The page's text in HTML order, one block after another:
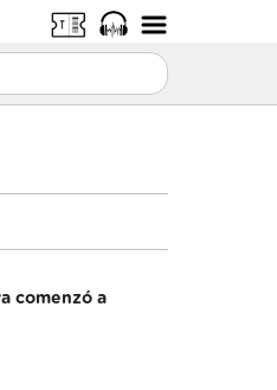
comenzó a